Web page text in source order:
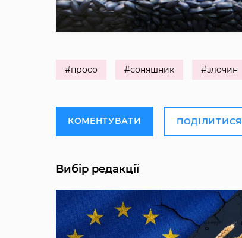
#просо #соняшник #злочин
КОМЕНТУВАТИ
Вибір редакції